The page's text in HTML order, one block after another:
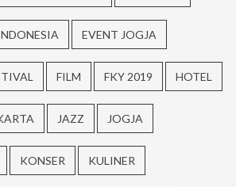
EVENT JOGJA
FILM FKY 2019 HOTEL
JAZZ JOGJA
KONSER KULINER